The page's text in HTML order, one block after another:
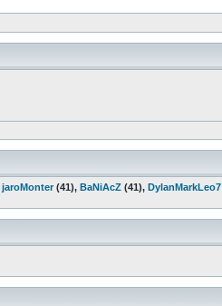
jaroMonter(41), BaNiAcZ (41), DylanMarkLeo7